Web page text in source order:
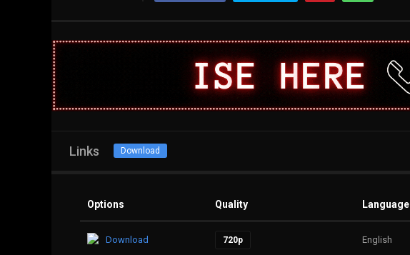
Links Download
Options Quality Language
Download 720p English